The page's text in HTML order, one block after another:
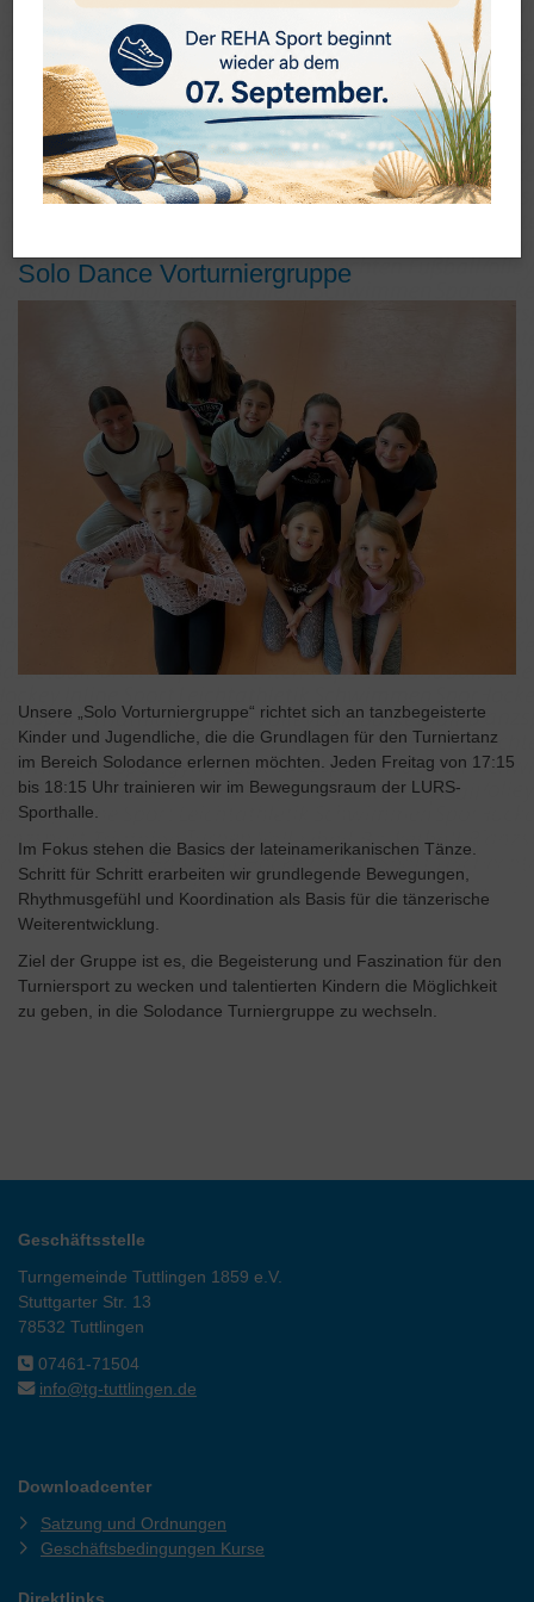
Solo Dance Vorturniergruppe
Unsere „Solo Vorturniergruppe“ richtet sich an tanzbegeisterte
Kinder und Jugendliche, die die Grundlagen für den Turniertanz
im Bereich Solodance erlernen möchten. Jeden Freitag von 17:15
bis 18:15 Uhr trainieren wir im Bewegungsraum der LURS-
Sporthalle.
Im Fokus stehen die Basics der lateinamerikanischen Tänze.
Schritt für Schritt erarbeiten wir grundlegende Bewegungen,
Rhythmusgefühl und Koordination als Basis für die tänzerische
Weiterentwicklung.
Ziel der Gruppe ist es, die Begeisterung und Faszination für den
Turniersport zu wecken und talentierten Kindern die Möglichkeit
zu geben, in die Solodance Turniergruppe zu wechseln.
Geschäftsstelle
Turngemeinde Tuttlingen 1859 e.V.
Stuttgarter Str. 13
78532 Tuttlingen
07461-71504
info@tg-tuttlingen.de
Downloadcenter
Satzung und Ordnungen
Geschäftsbedingungen Kurse
Direktlinks